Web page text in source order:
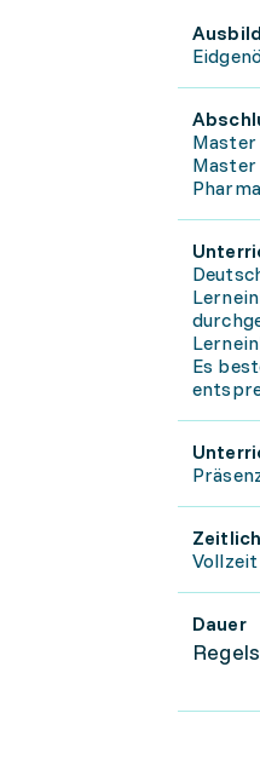
Master
Master
Es
Vollzeit
Dauer